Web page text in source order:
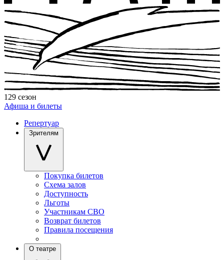
129 сезон
Афиша и билеты
Репертуар
Зрителям
Покупка билетов
Схема залов
Доступность
Льготы
Участникам СВО
Возврат билетов
Правила посещения
О театре